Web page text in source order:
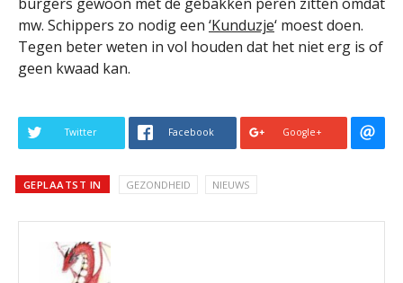
mw. Schippers zo nodig een ‘Kunduzje‘ moest doen.
Tegen beter weten in vol houden dat het niet erg is of
geen kwaad kan.
Twitter Facebook Google+
GEPLAATST IN GEZONDHEID NIEUWS